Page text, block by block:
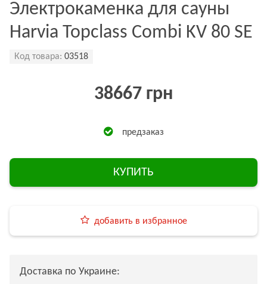
Электрокаменка для сауны
Harvia Topclass Combi KV 80 SE
Код товара: 03518
38667 грн
предзаказ
КУПИТЬ
добавить в избранное
Доставка по Украине: